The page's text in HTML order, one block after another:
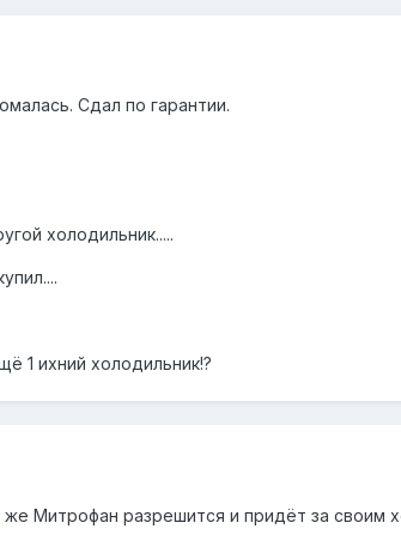
Сдал по гарантии.
холодильник.....
1 ихний холодильник!?
Митрофан разрешится и придёт за своим